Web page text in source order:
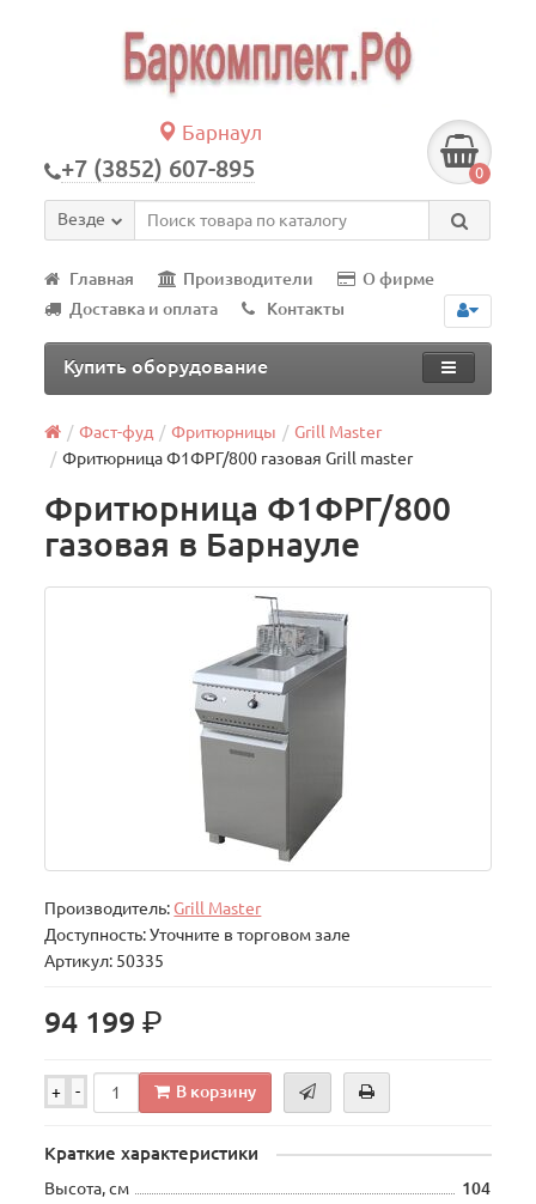
Барнаул
+7 (3852) 607-895 0
Везде
Главная Производители
О фирме
Доставка и оплата
Контакты
Купить оборудование
Фаст-фуд Фритюрницы
Grill Master
Фритюрница Ф1ФРГ/800 газовая Grill master
Фритюрница Ф1ФРГ/800
газовая в Барнауле
Производитель: Grill Master
Доступность: Уточните в торговом зале
Артикул: 50335
94 199р.
+ - В корзину
Краткие характеристики
Высота, см
104